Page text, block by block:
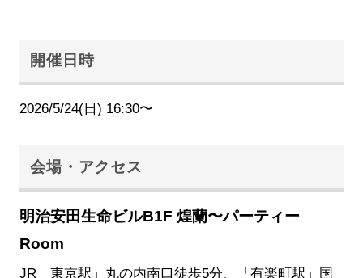
開催日時
2026/5/24(日) 16:30〜
会場・アクセス
明治安田生命ビルB1F 煌蘭〜パーティー
Room
JR「東京駅」丸の内南口徒歩5分、「有楽町駅」国